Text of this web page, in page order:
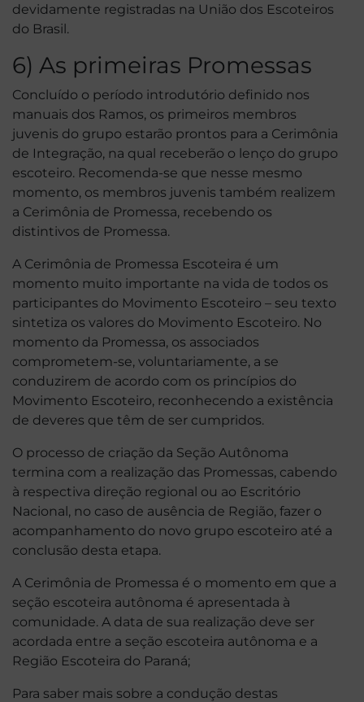
devidamente registradas na União dos Escoteiros
do Brasil.
6) As primeiras Promessas
Concluído o período introdutório definido nos
manuais dos Ramos, os primeiros membros
juvenis do grupo estarão prontos para a Cerimônia
de Integração, na qual receberão o lenço do grupo
escoteiro. Recomenda-se que nesse mesmo
momento, os membros juvenis também realizem
a Cerimônia de Promessa, recebendo os
distintivos de Promessa.
A Cerimônia de Promessa Escoteira é um
momento muito importante na vida de todos os
participantes do Movimento Escoteiro – seu texto
sintetiza os valores do Movimento Escoteiro. No
momento da Promessa, os associados
comprometem-se, voluntariamente, a se
conduzirem de acordo com os princípios do
Movimento Escoteiro, reconhecendo a existência
de deveres que têm de ser cumpridos.
O processo de criação da Seção Autônoma
termina com a realização das Promessas, cabendo
à respectiva direção regional ou ao Escritório
Nacional, no caso de ausência de Região, fazer o
acompanhamento do novo grupo escoteiro até a
conclusão desta etapa.
A Cerimônia de Promessa é o momento em que a
seção escoteira autônoma é apresentada à
comunidade. A data de sua realização deve ser
acordada entre a seção escoteira autônoma e a
Região Escoteira do Paraná;
Para saber mais sobre a condução destas